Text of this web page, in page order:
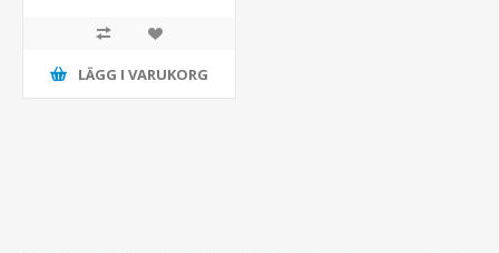
LÄGG I VARUKORG